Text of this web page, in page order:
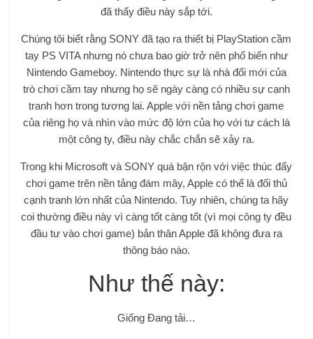
đã thấy điều này sắp tới.
Chúng tôi biết rằng SONY đã tạo ra thiết bị PlayStation cầm
tay PS VITA nhưng nó chưa bao giờ trở nên phổ biến như
Nintendo Gameboy. Nintendo thực sự là nhà đổi mới của
trò chơi cầm tay nhưng họ sẽ ngày càng có nhiều sự cạnh
tranh hơn trong tương lai. Apple với nền tảng chơi game
của riêng họ và nhìn vào mức độ lớn của họ với tư cách là
một công ty, điều này chắc chắn sẽ xảy ra.
Trong khi Microsoft và SONY quá bận rộn với việc thúc đẩy
chơi game trên nền tảng đám mây, Apple có thể là đối thủ
cạnh tranh lớn nhất của Nintendo. Tuy nhiên, chúng ta hãy
coi thường điều này vì càng tốt càng tốt (vì mọi công ty đều
đầu tư vào chơi game) bản thân Apple đã không đưa ra
thông báo nào.
Như thế này:
Giống Đang tải…